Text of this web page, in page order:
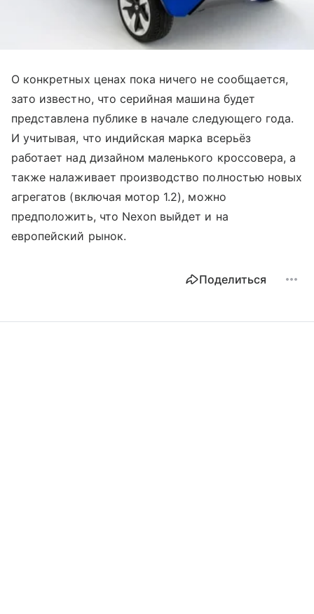
О конкретных ценах пока ничего не сообщается,
зато известно, что серийная машина будет
представлена публике в начале следующего года.
И учитывая, что индийская марка всерьёз
работает над дизайном маленького кроссовера, а
также налаживает производство полностью новых
агрегатов (включая мотор 1.2), можно
предположить, что Nexon выйдет и на
европейский рынок.
Поделиться